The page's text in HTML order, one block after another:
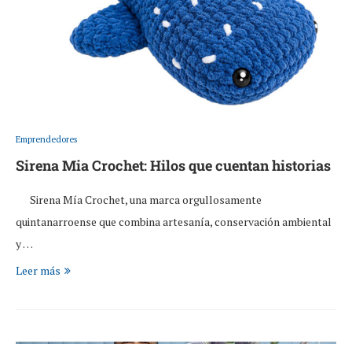
Emprendedores
Sirena Mia Crochet: Hilos que cuentan historias
Sirena Mía Crochet, una marca orgullosamente
quintanarroense que combina artesanía, conservación ambiental
y …
Leer más